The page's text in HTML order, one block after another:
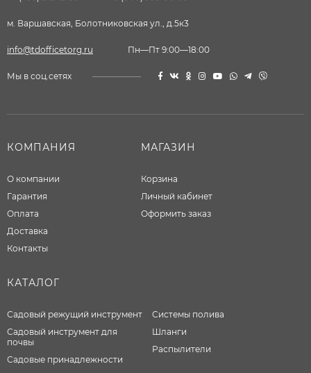
м. Варшавская, Болотниковская ул., д.5к3
info@tdofficetorg.ru Пн—Пт 9:00—18:00
Мы в соц.сетях
КОМПАНИЯ
О компании
Гарантия
Оплата
Доставка
Контакты
МАГАЗИН
Корзина
Личный кабинет
Оформить заказ
КАТАЛОГ
Садовый режущий инструмент
Садовый инструмент для
почвы
Садовые принадлежности
Системы полива
Шланги
Распылители